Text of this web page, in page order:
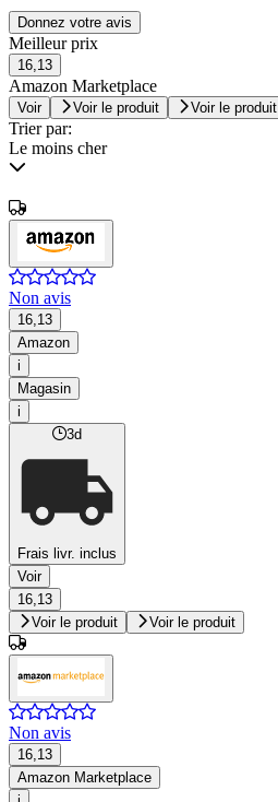
Donnez votre avis
Meilleur prix
16,13
Amazon Marketplace
Voir Voir le produit Voir le produit
Trier par:
Le moins cher
Non avis
16,13
Amazon
i
Magasin
i
3d
Frais livr. inclus
Voir
16,13
Voir le produit
Voir le produit
Non avis
16,13
Amazon Marketplace